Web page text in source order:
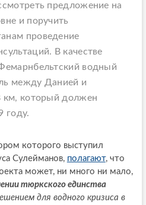
предложение на
и поручить
проведение
В качестве
водный
между Данией и
км, который должен
году.
которого выступил
Сулейманов, полагают, что
может, ни много ни мало,
тюркского единства
для водного кризиса в